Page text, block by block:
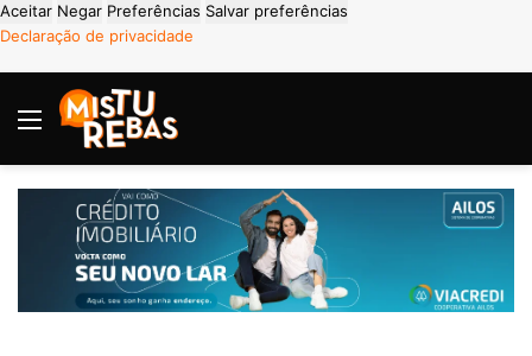
Aceitar Negar Preferências Salvar preferências
Declaração de privacidade
Menu